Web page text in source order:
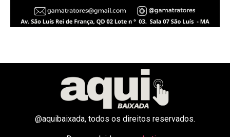
@aquibaixada, todos os direitos reservados.